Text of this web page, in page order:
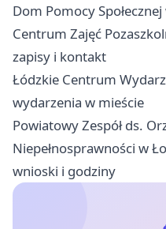
Dom Pomocy
Centrum Zajęć
zapisy i kontakt
Łódzkie Centrum
wydarzenia w mieście
Powiatowy Zespół ds.
Niepełnosprawności w
wnioski i godziny